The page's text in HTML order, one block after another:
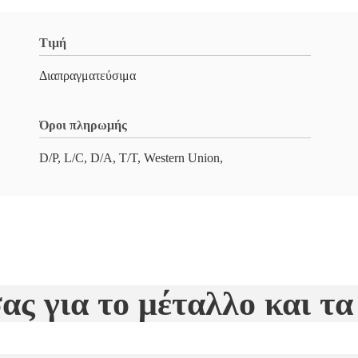
Τιμή
Διαπραγματεύσιμα
Όροι πληρωμής
D/P, L/C, D/A, T/T, Western Union,
για το μέταλλο και